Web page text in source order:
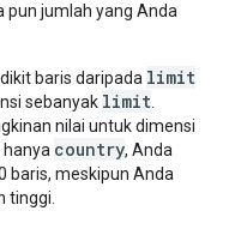
pun jumlah yang Anda
baris daripada limit
sebanyak limit
nilai untuk dimensi
country, Anda
baris, meskipun Anda
tinggi.